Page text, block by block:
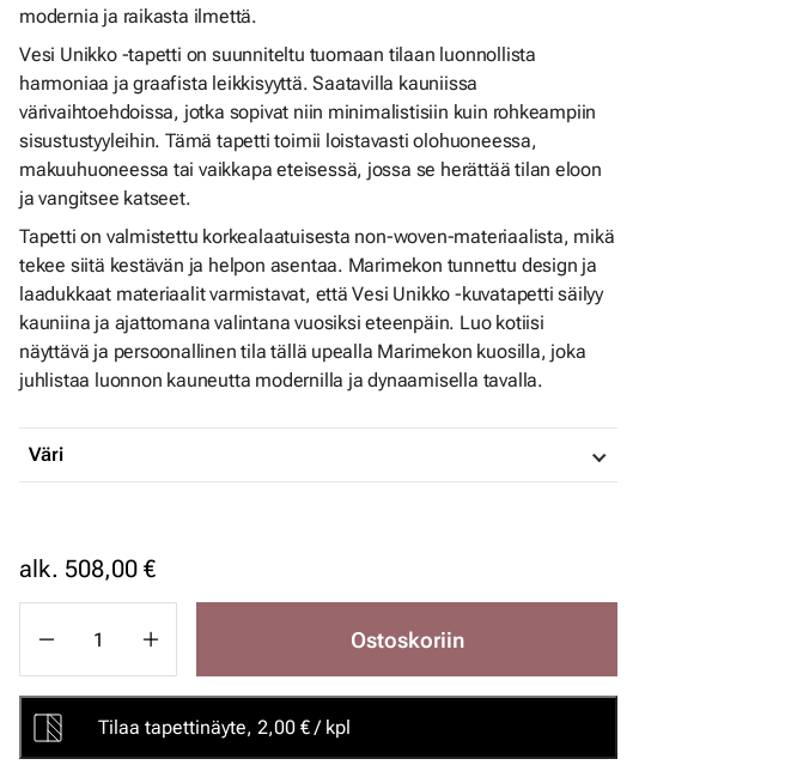
modernia ja raikasta ilmettä.
Vesi Unikko -tapetti on suunniteltu tuomaan tilaan luonnollista
harmoniaa ja graafista leikkisyyttä. Saatavilla kauniissa
värivaihtoehdoissa, jotka sopivat niin minimalistisiin kuin rohkeampiin
sisustustyyleihin. Tämä tapetti toimii loistavasti olohuoneessa,
makuuhuoneessa tai vaikkapa eteisessä, jossa se herättää tilan eloon
ja vangitsee katseet.
Tapetti on valmistettu korkealaatuisesta non-woven-materiaalista, mikä
tekee siitä kestävän ja helpon asentaa. Marimekon tunnettu design ja
laadukkaat materiaalit varmistavat, että Vesi Unikko -kuvatapetti säilyy
kauniina ja ajattomana valintana vuosiksi eteenpäin. Luo kotiisi
näyttävä ja persoonallinen tila tällä upealla Marimekon kuosilla, joka
juhlistaa luonnon kauneutta modernilla ja dynaamisella tavalla.
Väri
alk. 508,00 €
Ostoskoriin
Tilaa tapettinäyte, 2,00 € / kpl